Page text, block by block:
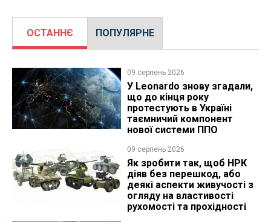
ОСТАННЄ ПОПУЛЯРНЕ
09 серпень 2026
У Leonardo знову згадали,
що до кінця року
протестують в Україні
таємничий компонент
нової системи ППО
09 серпень 2026
Як зробити так, щоб НРК
діяв без перешкод, або
деякі аспекти живучості з
огляду на властивості
рухомості та прохідності